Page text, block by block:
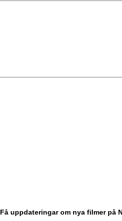
Få uppdateringar om nya filmer på